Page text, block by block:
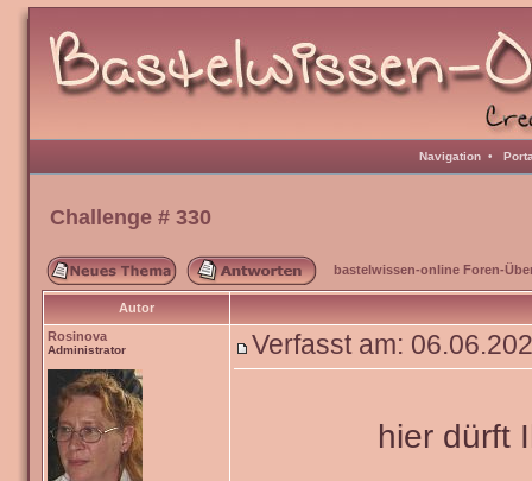
Navigation •
Challenge # 330
bastelwissen-online Foren-
Autor
Rosinova
Administrator Verfasst am:
hier dürft